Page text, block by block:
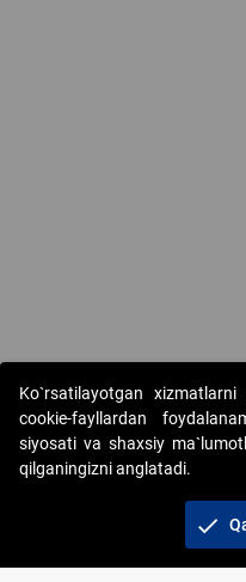
Copyright © 2017-2026.
tashkil etish" AJ. Barcha
Ko`rsatilayotgan
cookie-fayllardan
siyosati va shaxsiy
qilganingizni anglatadi.
check